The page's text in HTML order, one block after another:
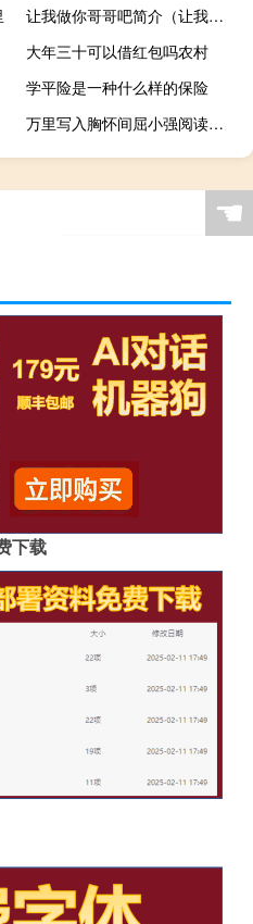
让我做你哥哥吧简介（让我做你哥哥吧）
大年三十可以借红包吗农村
学平险是一种什么样的保险
万里写入胸怀间屈小强阅读答案（万里写入胸怀间）
☚
下载